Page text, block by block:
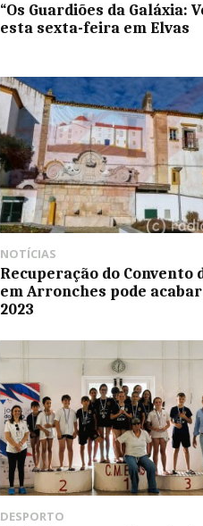
“Os Guardiões da Galáxia:
esta sexta-feira em Elvas
NOTÍCIAS
Recuperação do Convento
em Arronches pode
2023
DESPORTO